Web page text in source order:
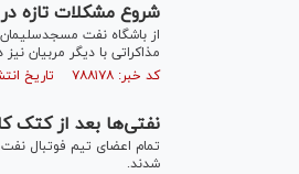
شروع مشکلات تازه
از باشگاه نفت مسجدسلیمان
مذاکراتی با دیگر مربیان نیز
کد خبر: ۷۸۸۱۷۸ تاریخ انتشار : ۱۴۰۰/۱۰/۲۰
نفتی‌ها بعد از کتک
تمام اعضای تیم فوتبال
شدند.